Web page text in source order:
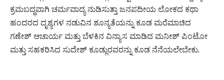
ಕ್ರಮಬದ್ಧವಾಗಿ ಚರ್ಮವಾದ್ಯ ನುಡಿಸುತ್ತಾ ಜನಪದೀಯ ಲೋಕದ ಕಥಾ
ಹಂದರದ ದೃಶ್ಯಗಳ ನಡುವಿನ ಶೂನ್ಯತೆಯನ್ನು ಕೂಡ ಮರೆಮಾಚಿದ
ಗಣೇಶ್ ಆಚಾರ್ಯ ಮತ್ತು ಬೆಳಕಿನ ವಿನ್ಯಾಸ ಮಾಡಿದ ಮನೀಶ್ ಪಿಂಟೋ
ಮತ್ತು ಸಹಕರಿಸಿದ ಸುದೇಶ್ ಕೂಡ್ಲುರವರನ್ನು ಕೂಡ ನೆನೆಯಲೇಬೇಕು.